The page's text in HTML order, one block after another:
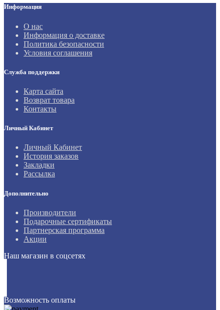
Информация
О нас
Информация о доставке
Политика безопасности
Условия соглашения
Служба поддержки
Карта сайта
Возврат товара
Контакты
Личный Кабинет
Личный Кабинет
История заказов
Закладки
Рассылка
Дополнительно
Производители
Подарочные сертификаты
Партнерская программа
Акции
Наш магазин в соцсетях
Возможность оплаты